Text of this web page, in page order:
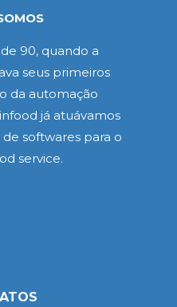
90, quando a
seus primeiros
da automação
já atuávamos
softwares para o
service.